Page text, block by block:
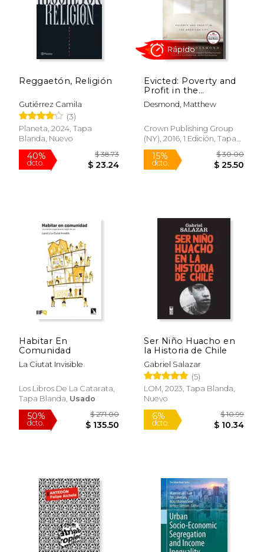
Reggaetón, Religión
Gutiérrez Camila
(3)
Planeta, 2024, Tapa
Blanda, Nuevo
40%
dcto.
Evicted: Poverty and
Profit in the
American City (en
Inglés)
Desmond, Matthew
Crown Publishing Group
(NY), 2016, 1 Edición, Tapa
Dura, Nuevo
15%
dcto.
Rápido
Habitar En
Comunidad
La Ciutat Invisible
Los Libros De La Catarata,
Tapa Blanda, Usado
50%
Ser Niño Huacho en
la Historia de Chile
Gabriel Salazar
(5)
LOM, 2023, Tapa Blanda,
Nuevo
6%